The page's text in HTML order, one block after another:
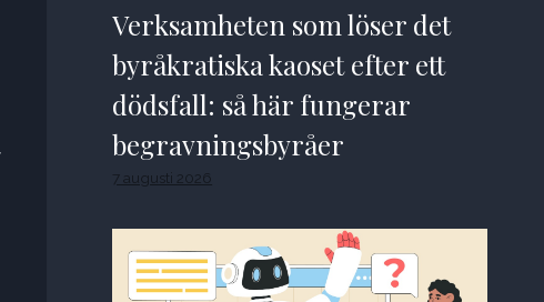
Verksamheten som löser det
byråkratiska kaoset efter ett
dödsfall: så här fungerar
begravningsbyråer
7 augusti 2026